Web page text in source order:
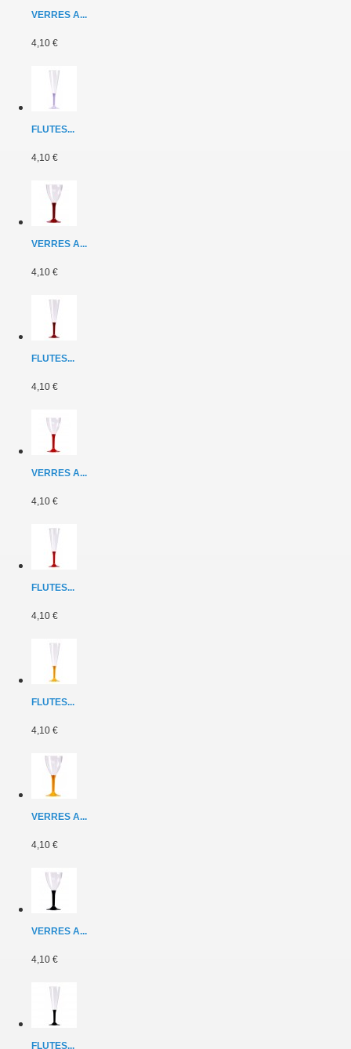
VERRES A...
4,10 €
FLUTES...
4,10 €
VERRES A...
4,10 €
FLUTES...
4,10 €
VERRES A...
4,10 €
FLUTES...
4,10 €
FLUTES...
4,10 €
VERRES A...
4,10 €
VERRES A...
4,10 €
FLUTES...